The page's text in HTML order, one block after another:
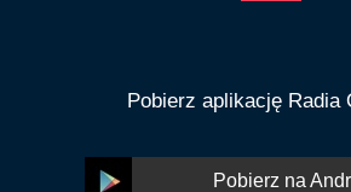
Pobierz aplikację Radia
Pobierz na